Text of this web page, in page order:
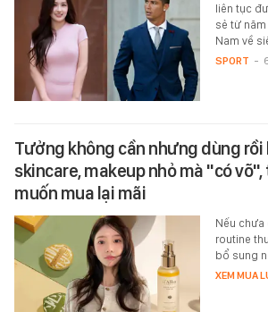
liên tục
sẻ từ năm
Nam về
SPORT -
Tưởng không cần nhưng dùng rồi
skincare, makeup nhỏ mà "có
muốn mua lại mãi
Nếu chưa
routine
bổ sung
XEM MUA